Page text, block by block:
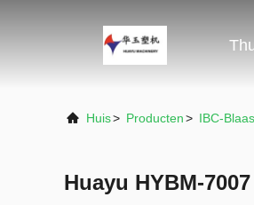
Huis> Producten> IBC-
Huayu HYBM-